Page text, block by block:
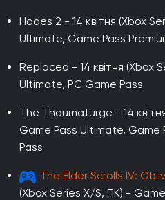
Hades 2 - 14 квітня (Xbox
Ultimate, Game Pass
Replaced - 14 квітня (Xbox
Ultimate, PC Game Pass
The Thaumaturge - 14
Game Pass Ultimate, Game
Pass
The Elder Scrolls IV:
(Xbox Series X/S, ПК) -